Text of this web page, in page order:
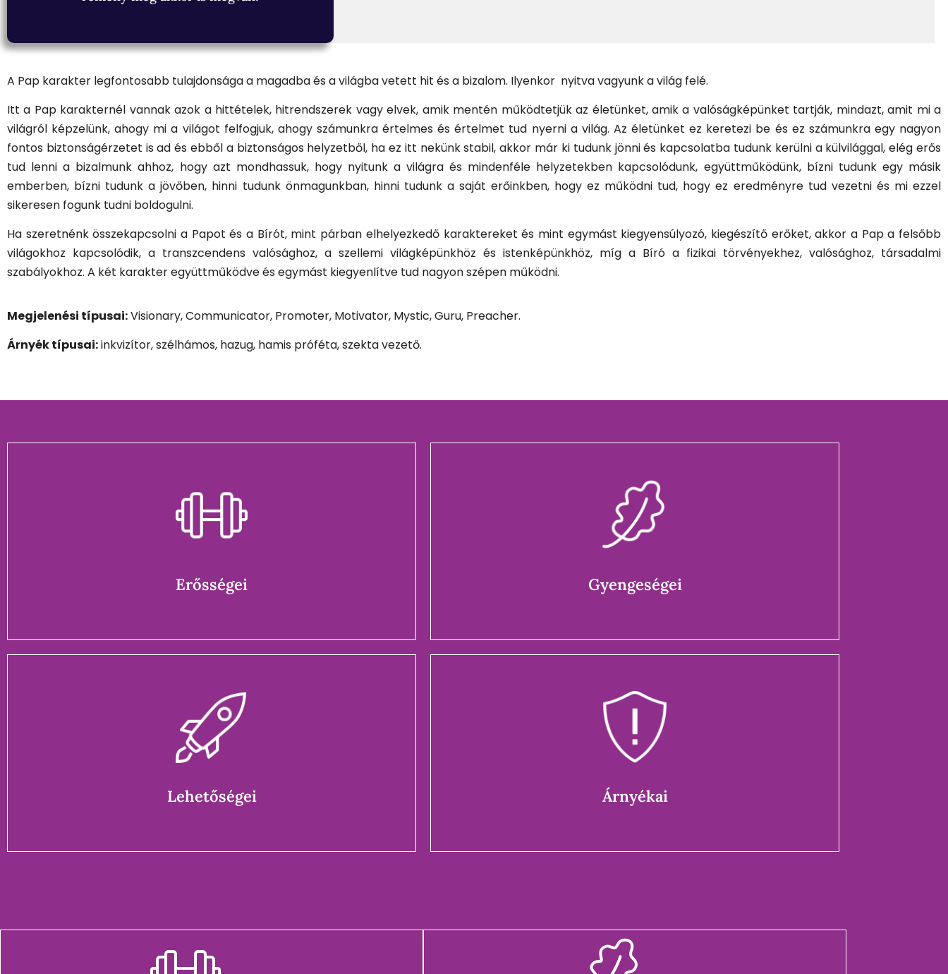
A Pap karakter legfontosabb tulajdonsága a magadba és a világba vetett hit és a bizalom. Ilyenkor nyitva vagyunk a világ felé.
Itt a Pap karakternél vannak azok a hittételek, hitrendszerek vagy elvek, amik mentén működtetjük az életünket, amik a valóságképünket tartják, mindazt, amit mi a
világról képzelünk, ahogy mi a világot felfogjuk, ahogy számunkra értelmes és értelmet tud nyerni a világ. Az életünket ez keretezi be és ez számunkra egy nagyon
fontos biztonságérzetet is ad és ebből a biztonságos helyzetből, ha ez itt nekünk stabil, akkor már ki tudunk jönni és kapcsolatba tudunk kerülni a külvilággal, elég erős
tud lenni a bizalmunk ahhoz, hogy azt mondhassuk, hogy nyitunk a világra és mindenféle helyzetekben kapcsolódunk, együttműködünk, bízni tudunk egy másik
emberben, bízni tudunk a jövőben, hinni tudunk önmagunkban, hinni tudunk a saját erőinkben, hogy ez működni tud, hogy ez eredményre tud vezetni és mi ezzel
sikeresen fogunk tudni boldogulni.
Ha szeretnénk összekapcsolni a Papot és a Bírót, mint párban elhelyezkedő karaktereket és mint egymást kiegyensúlyozó, kiegészítő erőket, akkor a Pap a felsőbb
világokhoz kapcsolódik, a transzcendens valósághoz, a szellemi világképünkhöz és istenképünkhöz, míg a Bíró a fizikai törvényekhez, valósághoz, társadalmi
szabályokhoz. A két karakter együttműködve és egymást kiegyenlítve tud nagyon szépen működni.
Megjelenési típusai:Visionary, Communicator, Promoter, Motivator, Mystic, Guru, Preacher.
Árnyék típusai:inkvizítor, szélhámos, hazug, hamis próféta, szekta vezető.
Erősségei
Erősségei
Bizalom, hit, szellemi törvényszerűségek ismerete, összhangban lenni a
Gyengeségei
Gyengeségei
Lehetőségei
Lehetőségei
A boldogság útja, a világgal való összhang
Árnyékai
Árnyékai
Mások agitációja, manipuláció